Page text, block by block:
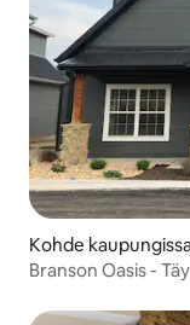
Kohde